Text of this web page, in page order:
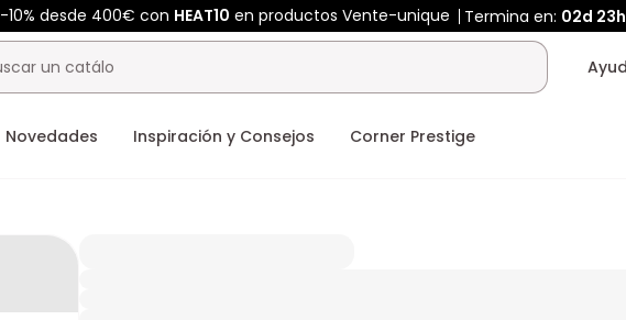
-10% desde 400€ con HEAT10 en productos Vente-unique Termina en: 02d 23h
Novedades Inspiración y Consejos Corner Prestige